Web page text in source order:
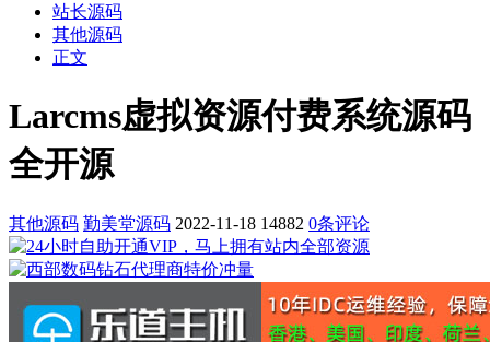
站长源码
其他源码
正文
Larcms虚拟资源付费系统源码
全开源
其他源码 勤美堂源码 2022-11-18 14882 0条评论